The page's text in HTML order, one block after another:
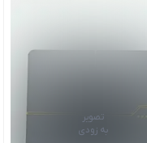
تصویر
به زودی